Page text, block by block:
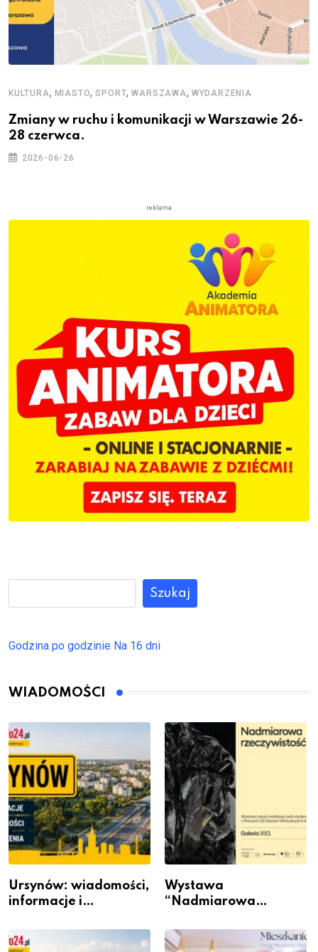
KULTURA, MIASTO,SPORT,WARSZAWA, WYDARZENIA
Zmiany w ruchu i komunikacji w Warszawie 26-
28 czerwca.
2026-06-26
reklama
Szukaj
Godzina po godzinie Na 16 dni
WIADOMOŚCI
Ursynów: wiadomości,
informacje i
Wystawa
“Nadmiarowa
Galerii XX1